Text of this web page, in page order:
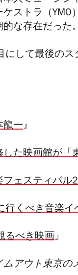
ストラ（
な存在だった。
して最後の
龍一』
た映画館が「
フェスティバル
行くべき音楽イ
るべき映画』
アウト東京の